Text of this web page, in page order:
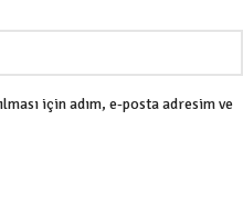
için adım, e-posta adresim ve